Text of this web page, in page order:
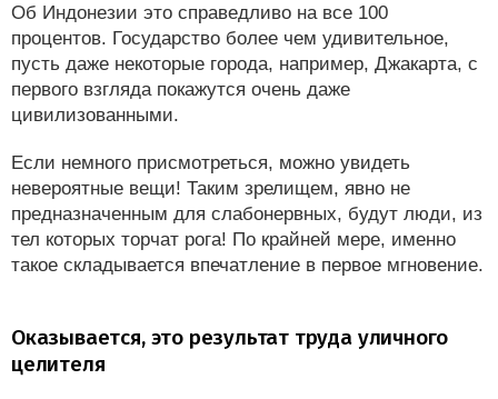
Об Индонезии это справедливо на все 100
процентов. Государство более чем удивительное,
пусть даже некоторые города, например, Джакарта, с
первого взгляда покажутся очень даже
цивилизованными.
Если немного присмотреться, можно увидеть
невероятные вещи! Таким зрелищем, явно не
предназначенным для слабонервных, будут люди, из
тел которых торчат рога! По крайней мере, именно
такое складывается впечатление в первое мгновение.
Оказывается, это результат труда уличного
целителя